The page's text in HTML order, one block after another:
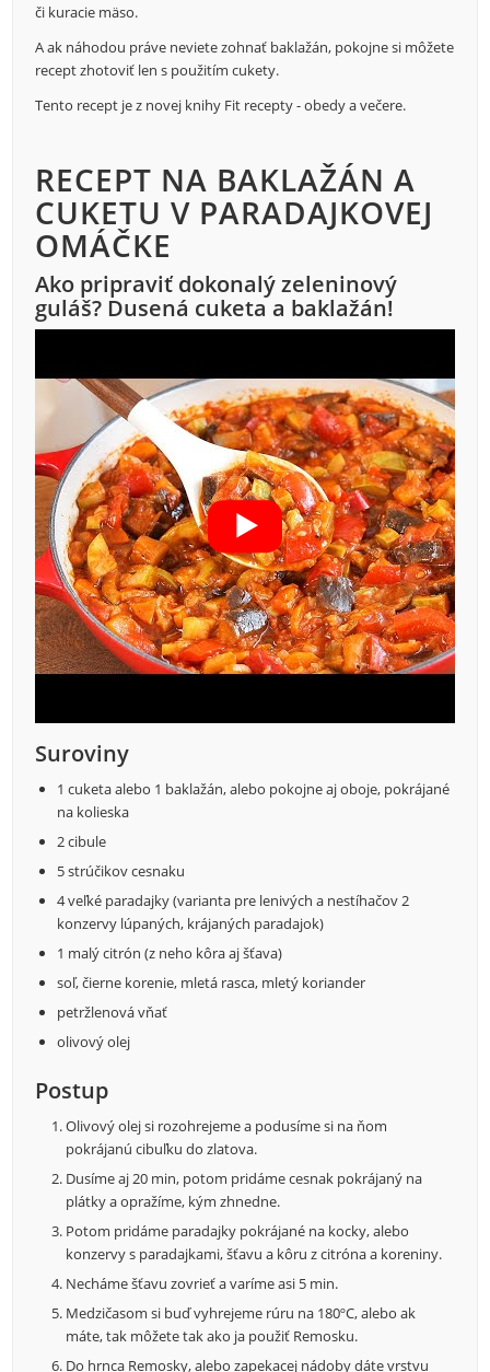
či kuracie mäso.
A ak náhodou práve neviete zohnať baklažán, pokojne si môžete
recept zhotoviť len s použitím cukety.
Tento recept je z novej knihy Fit recepty - obedy a večere.
RECEPT NA BAKLAŽÁN A
CUKETU V PARADAJKOVEJ
OMÁČKE
Ako pripraviť dokonalý zeleninový
guláš? Dusená cuketa a baklažán!
Suroviny
1 cuketa alebo 1 baklažán, alebo pokojne aj oboje, pokrájané
na kolieska
2 cibule
5 strúčikov cesnaku
4 veľké paradajky (varianta pre lenivých a nestíhačov 2
konzervy lúpaných, krájaných paradajok)
1 malý citrón (z neho kôra aj šťava)
soľ, čierne korenie, mletá rasca, mletý koriander
petržlenová vňať
olivový olej
Postup
Olivový olej si rozohrejeme a podusíme si na ňom
pokrájanú cibuľku do zlatova.
Dusíme aj 20 min, potom pridáme cesnak pokrájaný na
plátky a opražíme, kým zhnedne.
Potom pridáme paradajky pokrájané na kocky, alebo
konzervy s paradajkami, šťavu a kôru z citróna a koreniny.
Necháme šťavu zovrieť a varíme asi 5 min.
Medzičasom si buď vyhrejeme rúru na 180ºC, alebo ak
máte, tak môžete tak ako ja použiť Remosku.
Do hrnca Remosky, alebo zapekacej nádoby dáte vrstvu